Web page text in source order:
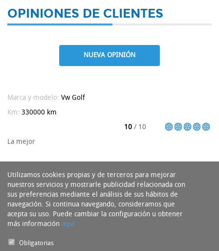
OPINIONES DE CLIENTES
NUEVA OPINIÓN
Marca y modelo: VwGolf
Km: 330000 km
10 / 10
La mejor
Utilizamos cookies propias y de terceros para mejorar
nuestros servicios y mostrarle publicidad relacionada con
sus preferencias mediante el análisis de sus hábitos de
navegación. Si continua navegando, consideramos que
acepta su uso. Puede cambiar la configuración u obtener
más información aquí
Obligatorias